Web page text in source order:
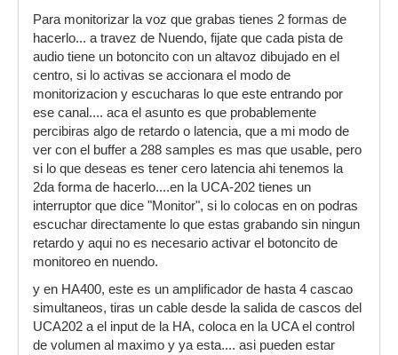
Para monitorizar la voz que grabas tienes 2 formas de
hacerlo... a travez de Nuendo, fijate que cada pista de
audio tiene un botoncito con un altavoz dibujado en el
centro, si lo activas se accionara el modo de
monitorizacion y escucharas lo que este entrando por
ese canal.... aca el asunto es que probablemente
percibiras algo de retardo o latencia, que a mi modo de
ver con el buffer a 288 samples es mas que usable, pero
si lo que deseas es tener cero latencia ahi tenemos la
2da forma de hacerlo....en la UCA-202 tienes un
interruptor que dice "Monitor", si lo colocas en on podras
escuchar directamente lo que estas grabando sin ningun
retardo y aqui no es necesario activar el botoncito de
monitoreo en nuendo.
y en HA400, este es un amplificador de hasta 4 cascao
simultaneos, tiras un cable desde la salida de cascos del
UCA202 a el input de la HA, coloca en la UCA el control
de volumen al maximo y ya esta.... asi pueden estar